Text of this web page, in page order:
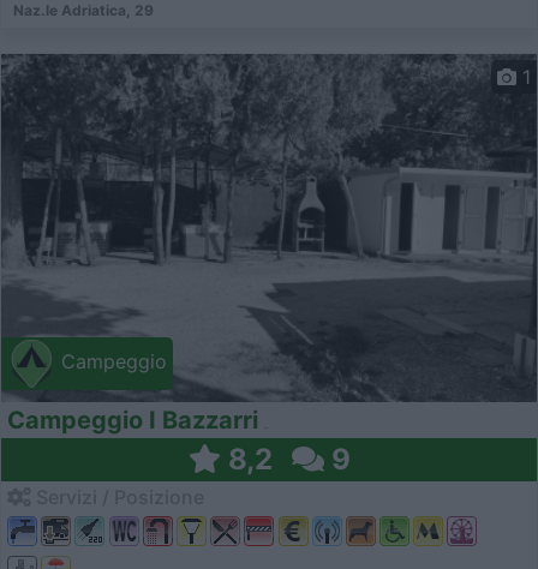
Naz.le Adriatica, 29
Campeggio
1
Campeggio I Bazzarri
8,2 9